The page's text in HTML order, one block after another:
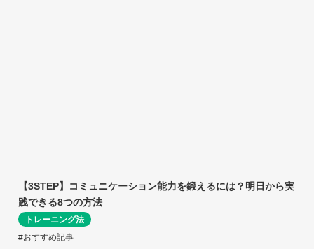
【3STEP】コミュニケーション能力を鍛えるには？明日から実
践できる8つの方法
トレーニング法
#おすすめ記事